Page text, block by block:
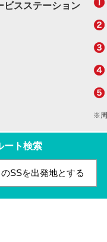
ビスステーション
※周
ート検索
のSSを出発地とする